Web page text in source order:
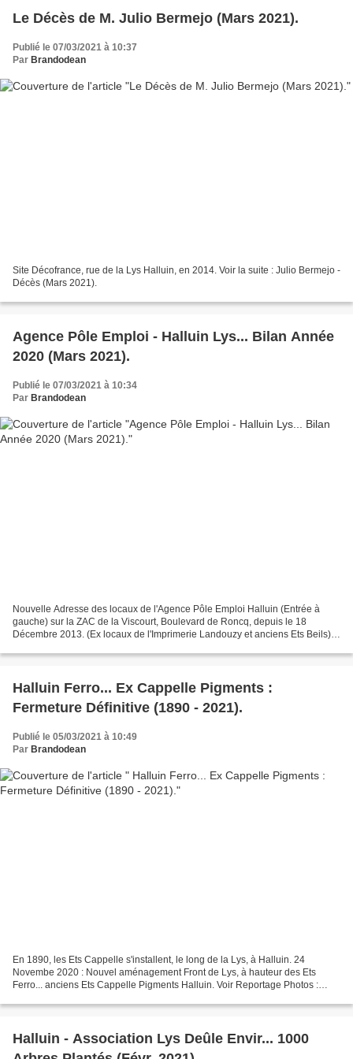
Le Décès de M. Julio Bermejo (Mars 2021).
Publié le 07/03/2021 à 10:37
Par Brandodean
Site Décofrance, rue de la Lys Halluin, en 2014. Voir la suite : Julio Bermejo -
Décès (Mars 2021).
Agence Pôle Emploi - Halluin Lys... Bilan Année
2020 (Mars 2021).
Publié le 07/03/2021 à 10:34
Par Brandodean
Nouvelle Adresse des locaux de l'Agence Pôle Emploi Halluin (Entrée à
gauche) sur la ZAC de la Viscourt, Boulevard de Roncq, depuis le 18
Décembre 2013. (Ex locaux de l'Imprimerie Landouzy et anciens Ets Beils)
Halluin Ferro... Ex Cappelle Pigments :
Fermeture Définitive (1890 - 2021).
Publié le 05/03/2021 à 10:49
Par Brandodean
En 1890, les Ets Cappelle s'installent, le long de la Lys, à Halluin. 24
Novembe 2020 : Nouvel aménagement Front de Lys, à hauteur des Ets
Ferro... anciens Ets Cappelle Pigments Halluin. Voir Reportage Photos :
Halluin - Association Lys Deûle Envir... 1000